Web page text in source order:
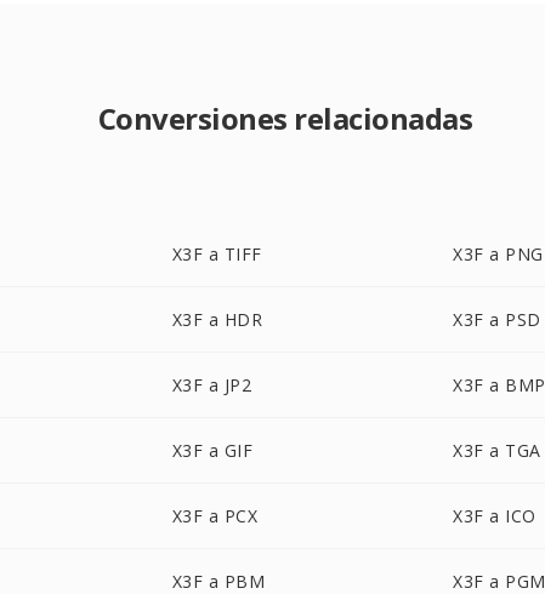
Conversiones relacionadas
X3F a TIFF X3F a PNG
X3F a HDR X3F a PSD
X3F a JP2 X3F a BMP
X3F a GIF X3F a TGA
X3F a PCX X3F a ICO
X3F a PBM X3F a PGM